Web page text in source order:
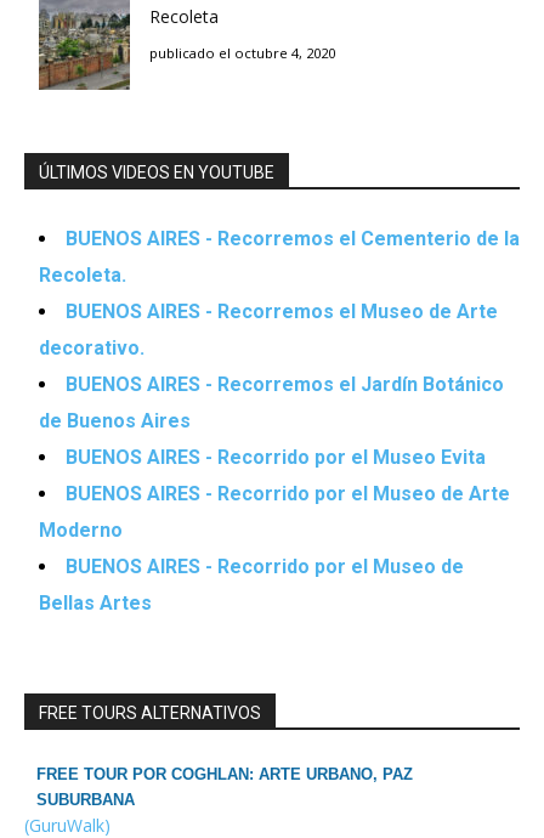
Recoleta
publicado el octubre 4, 2020
ÚLTIMOS VIDEOS EN YOUTUBE
BUENOS AIRES - Recorremos el Cementerio de la
Recoleta.
BUENOS AIRES - Recorremos el Museo de Arte
decorativo.
BUENOS AIRES - Recorremos el Jardín Botánico
de Buenos Aires
BUENOS AIRES - Recorrido por el Museo Evita
BUENOS AIRES - Recorrido por el Museo de Arte
Moderno
BUENOS AIRES - Recorrido por el Museo de
Bellas Artes
FREE TOURS ALTERNATIVOS
FREE TOUR POR COGHLAN: ARTE URBANO, PAZ
SUBURBANA
(GuruWalk)